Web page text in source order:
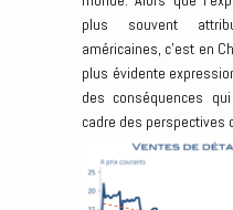
plus souvent
américaines, c’est en
plus évidente
des conséquences
cadre des perspectives